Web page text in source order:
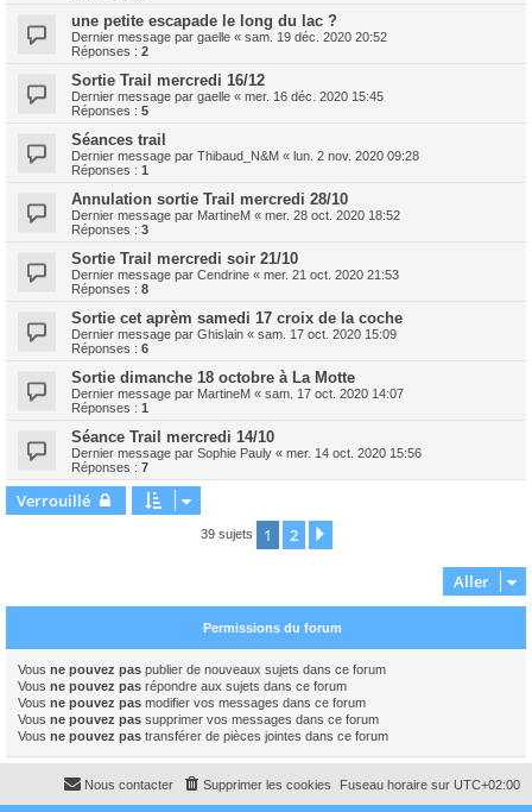
une petite escapade le long du lac ?
Dernier message par gaelle « sam. 19 déc. 2020 20:52
Réponses : 2
Sortie Trail mercredi 16/12
Dernier message par gaelle « mer. 16 déc. 2020 15:45
Réponses : 5
Séances trail
Dernier message par Thibaud_N&M « lun. 2 nov. 2020 09:28
Réponses : 1
Annulation sortie Trail mercredi 28/10
Dernier message par MartineM « mer. 28 oct. 2020 18:52
Réponses : 3
Sortie Trail mercredi soir 21/10
Dernier message par Cendrine « mer. 21 oct. 2020 21:53
Réponses : 8
Sortie cet aprèm samedi 17 croix de la coche
Dernier message par Ghislain « sam. 17 oct. 2020 15:09
Réponses : 6
Sortie dimanche 18 octobre à La Motte
Dernier message par MartineM « sam. 17 oct. 2020 14:07
Réponses : 1
Séance Trail mercredi 14/10
Dernier message par Sophie Pauly « mer. 14 oct. 2020 15:56
Réponses : 7
Verrouillé
39 sujets 1 2
Aller
Permissions du forum
Vous ne pouvez pas publier de nouveaux sujets dans ce forum
Vous ne pouvez pas répondre aux sujets dans ce forum
Vous ne pouvez pas modifier vos messages dans ce forum
Vous ne pouvez pas supprimer vos messages dans ce forum
Vous ne pouvez pas transférer de pièces jointes dans ce forum
Fuseau horaire sur UTC+02:00
Supprimer les cookies
Nous contacter